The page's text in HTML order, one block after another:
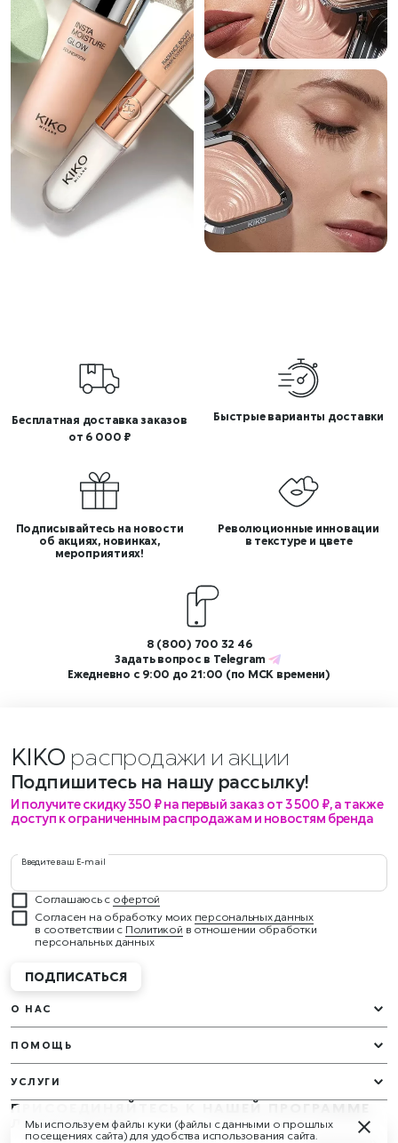
Бесплатная доставка заказов
от 6 000 ₽
Быстрые варианты доставки
Подписывайтесь на новости
об акциях, новинках,
мероприятиях!
Революционные инновации
в текстуре и цвете
8 (800) 700 32 46
Задать вопрос в Telegram
Ежедневно с 9:00 до 21:00 (по МСК времени)
KIKO распродажи и акции?
Подпишитесь на нашу рассылку!
И получите скидку 350 ₽ на первый заказ от 3 500 ₽, а также
доступ к ограниченным распродажам и новостям бренда
Введите ваш E-mail
Соглашаюсь с офертой
Согласен на обработку моих персональных данных
в соответствии с Политикой в отношении обработки
персональных данных
ПОДПИСАТЬСЯ
ПРИСОЕДИНЯЙТЕСЬ К НАШЕЙ ПРОГРАММЕ
ЛОЯЛЬНОСТИ
У вас будут эксклюзивные подарки и награды круглый год!
УСЛУГИ
О НАС
ПОМОЩЬ
Мы используем файлы куки (файлы с данными о прошлых
посещениях сайта) для удобства использования сайта.